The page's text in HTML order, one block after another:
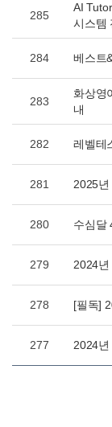
285
AI
시스템
284 베스트
283
화상영
내
282 레벨테
281 2025
280 수심달
279 2024
278 [필독]
277 2024년